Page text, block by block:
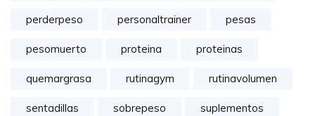
perderpeso personaltrainer pesas
pesomuerto proteina proteinas
quemargrasa rutinagym rutinavolumen
sentadillas sobrepeso suplementos